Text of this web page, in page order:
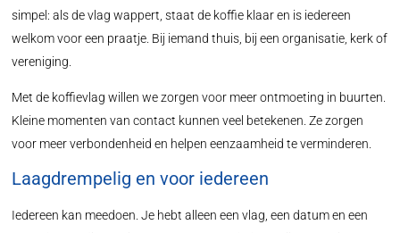
simpel: als de vlag wappert, staat de koffie klaar en is iedereen
welkom voor een praatje. Bij iemand thuis, bij een organisatie, kerk of
vereniging.
Met de koffievlag willen we zorgen voor meer ontmoeting in buurten.
Kleine momenten van contact kunnen veel betekenen. Ze zorgen
voor meer verbondenheid en helpen eenzaamheid te verminderen.
Laagdrempelig en voor iedereen
Iedereen kan meedoen. Je hebt alleen een vlag, een datum en een